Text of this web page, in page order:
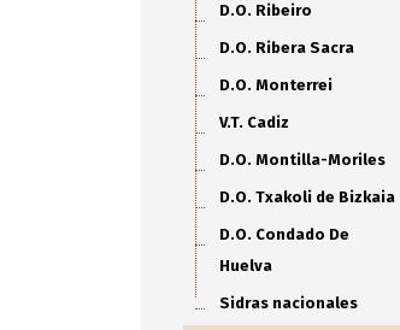
D.O. Ribeiro
D.O. Ribera Sacra
D.O. Monterrei
V.T. Cadiz
D.O. Montilla-Moriles
D.O. Txakoli de Bizkaia
D.O. Condado De
Huelva
Sidras nacionales